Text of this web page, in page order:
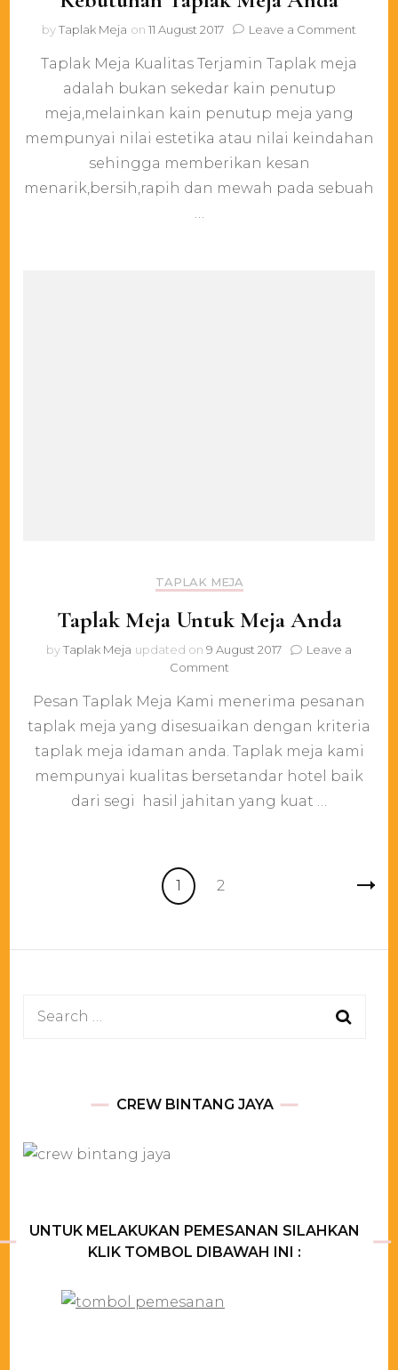
byTaplak Meja on 11 August 2017 Leave a Comment
Siap
Taplak Meja Kualitas Terjamin Taplak meja
adalah bukan sekedar kain penutup
meja,melainkan kain penutup meja yang
mempunyai nilai estetika atau nilai keindahan
sehingga memberikan kesan
menarik,bersih,rapih dan mewah pada sebuah
TAPLAK MEJA
Taplak Meja Untuk Meja Anda
byTaplak Meja updated on 9 August 2017
Leave a
Commenton
Meja
Untuk
Anda
Pesan Taplak Meja Kami menerima pesanan
taplak meja yang disesuaikan dengan kriteria
taplak meja idaman anda. Taplak meja kami
mempunyai kualitas bersetandar hotel baik
dari segi hasil jahitan yang kuat …
Page
1 Page
2
Search
CREW BINTANG JAYA
UNTUK MELAKUKAN PEMESANAN SILAHKAN
KLIK TOMBOL DIBAWAH INI :